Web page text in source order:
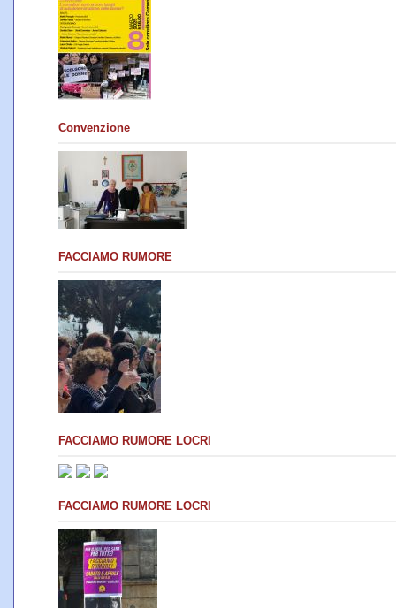
Convenzione
FACCIAMO RUMORE
FACCIAMO RUMORE LOCRI
FACCIAMO RUMORE LOCRI